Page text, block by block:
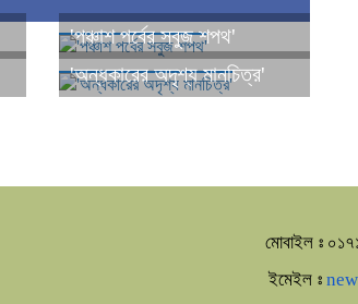
'পঞ্চাশ পর্বের সবুজ শপথ'
'অন্ধকারের অদৃশ্য মানচিত্র'
মোবাইল ঃ
ইমেইল ঃ